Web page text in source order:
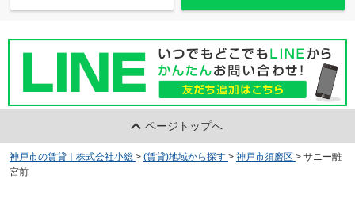
ページトップへ
神戸市の賃貸｜株式会社小総 > (賃貸)地域から探す > 神戸市須磨区 > サニー離
宮前